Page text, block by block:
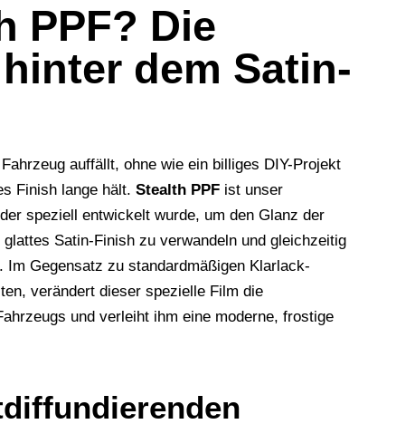
PPF? Die
dem Satin-
auffällt, ohne wie ein billiges DIY-Projekt
Finish lange hält. Stealth PPF ist unser
speziell entwickelt wurde, um den Glanz der
Satin-Finish zu verwandeln und gleichzeitig
Gegensatz zu standardmäßigen Klarlack-
verändert dieser spezielle Film die
und verleiht ihm eine moderne, frostige